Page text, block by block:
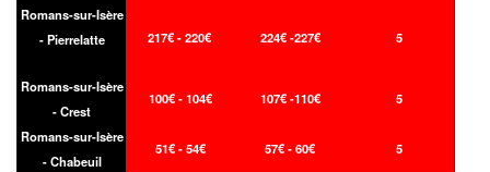
Romans-sur-Isère
- Pierrelatte
217€ - 220€ 224€ -227€ 5
Romans-sur-Isère
- Crest
100€ - 104€ 107€ -110€ 5
Romans-sur-Isère
- Chabeuil
51€ - 54€ 57€ - 60€ 5